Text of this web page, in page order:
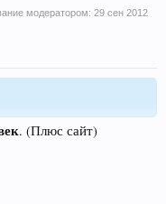
модератором: 29 сен 2012
. (Плюс сайт)